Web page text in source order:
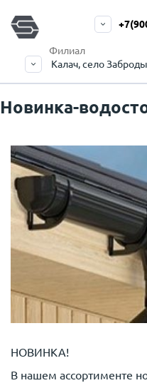
Филиал
Калач, село
Новинка-
НОВИНКА!
В нашем ассортименте